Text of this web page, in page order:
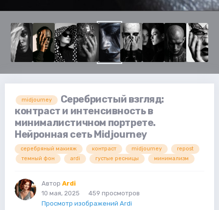
midjourney
Серебристый взгляд:
контраст и интенсивность в
минималистичном портрете.
Нейронная сеть Midjourney
серебряный макияж контраст midjourney
repost
темный фон
ardi густые ресницы минимализм
Автор Ardi
10 мая, 2025
459 просмотров
Просмотр изображений Ardi